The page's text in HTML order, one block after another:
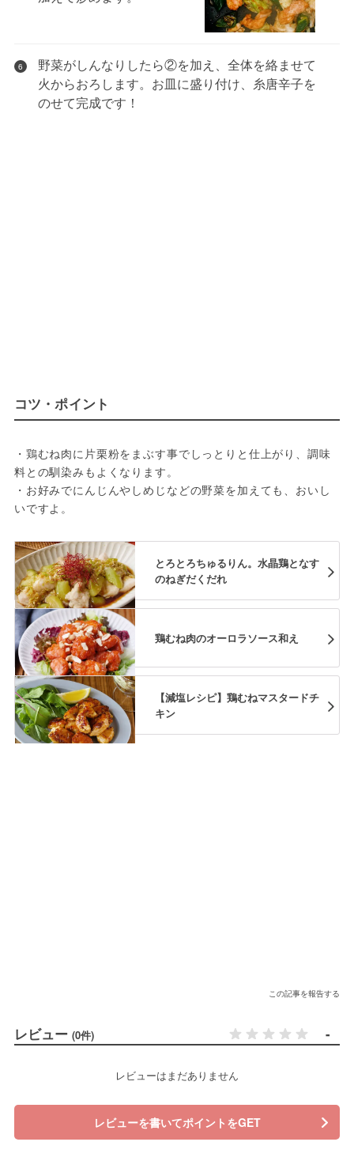
6
野菜がしんなりしたら②を加え、全体を絡ませて
火からおろします。お皿に盛り付け、糸唐辛子を
のせて完成です！
コツ・ポイント
・鶏むね肉に片栗粉をまぶす事でしっとりと仕上がり、調味
料との馴染みもよくなります。
・お好みでにんじんやしめじなどの野菜を加えても、おいし
いですよ。
とろとろちゅるりん。水晶鶏となす
のねぎだくだれ
鶏むね肉のオーロラソース和え
【減塩レシピ】鶏むねマスタードチ
キン
この記事を報告する
レビュー (0件) -
レビューはまだありません
レビューを書いてポイントをGET